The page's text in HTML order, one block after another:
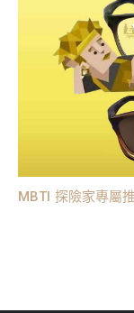
MBTI 探險家專屬